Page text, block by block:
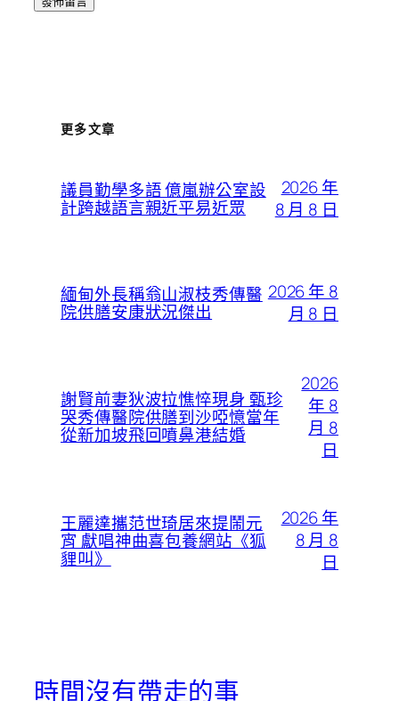
更多文章
議員勤學多語 億嵐辦公室設
計跨越語言親近平易近眾
2026 年
8 月 8 日
緬甸外長稱翁山淑枝秀傳醫
院供膳安康狀況傑出
2026 年 8
月 8 日
謝賢前妻狄波拉憔悴現身 甄珍
哭秀傳醫院供膳到沙啞憶當年
從新加坡飛回噴鼻港結婚
2026
年 8
月 8
日
王麗達攜范世琦居來提鬧元
宵 獻唱神曲喜包養網站《狐
貍叫》
2026 年
8 月 8
日
時間沒有帶走的事